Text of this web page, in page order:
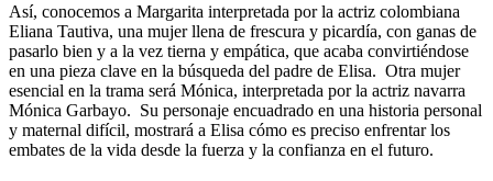
Así, conocemos a Margarita interpretada por la actriz colombiana
Eliana Tautiva, una mujer llena de frescura y picardía, con ganas de
pasarlo bien y a la vez tierna y empática, que acaba convirtiéndose
en una pieza clave en la búsqueda del padre de Elisa. Otra mujer
esencial en la trama será Mónica, interpretada por la actriz navarra
Mónica Garbayo. Su personaje encuadrado en una historia personal
y maternal difícil, mostrará a Elisa cómo es preciso enfrentar los
embates de la vida desde la fuerza y la confianza en el futuro.